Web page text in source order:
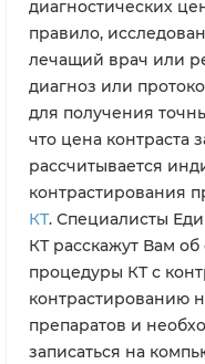
диагностических
правило,
лечащий врач или
диагноз или
для получения
что цена контраста
рассчитывается
контрастирования
КТ. Специалисты
КТ расскажут Вам
процедуры КТ с
контрастированию
препаратов и
записаться на